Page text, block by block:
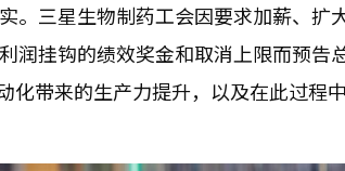
。三星生物制药工会因要求加薪、扩
润挂钩的绩效奖金和取消上限而预告
化带来的生产力提升，以及在此过程